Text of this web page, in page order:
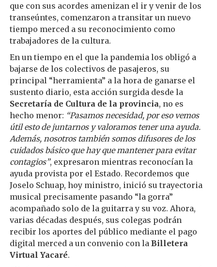
que con sus acordes amenizan el ir y venir de los
transeúntes, comenzaron a transitar un nuevo
tiempo merced a su reconocimiento como
trabajadores de la cultura.
En un tiempo en el que la pandemia los obligó a
bajarse de los colectivos de pasajeros, su
principal “herramienta” a la hora de ganarse el
sustento diario, esta acción surgida desde la
Secretaría de Cultura de la provincia, no es
hecho menor: “Pasamos necesidad, por eso vemos
útil esto de juntarnos y valoramos tener una ayuda.
Además, nosotros también somos difusores de los
cuidados básico que hay que mantener para evitar
contagios”, expresaron mientras reconocían la
ayuda provista por el Estado. Recordemos que
Joselo Schuap, hoy ministro, inició su trayectoria
musical precisamente pasando “la gorra”
acompañado solo de la guitarra y su voz. Ahora,
varias décadas después, sus colegas podrán
recibir los aportes del público mediante el pago
digital merced a un convenio con la Billetera
Virtual Yacaré.